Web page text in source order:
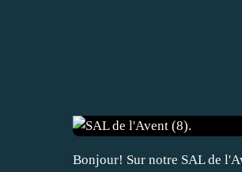
Bonjour! Sur notre SAL de